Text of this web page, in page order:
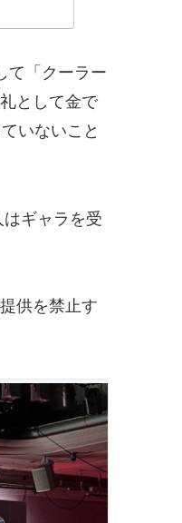
て「クーラー
として金で
いないこと
ギャラを受
供を禁止す